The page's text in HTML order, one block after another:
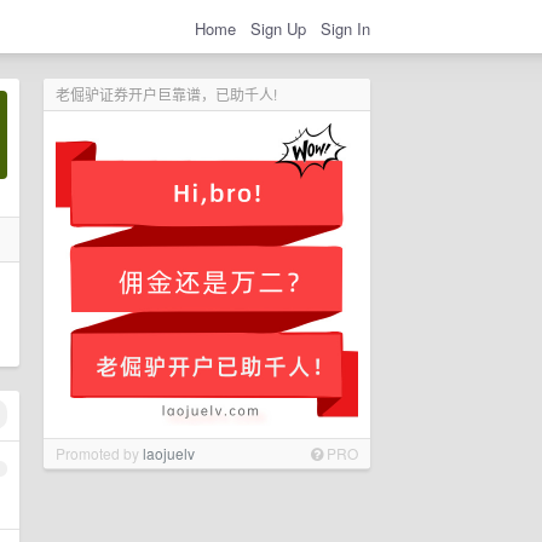
Home Sign Up Sign In
老倔驴证券开户巨靠谱，已助千人!
Promoted bylaojuelv PRO